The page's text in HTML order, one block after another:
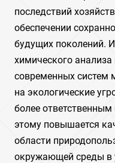
последствий
обеспечении
будущих поколений.
химического
современных систем
на экологические
более
этому повышается
области
окружающей среды в